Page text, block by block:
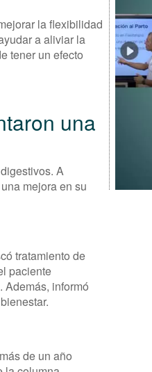
la flexibilidad
a aliviar la
tener un efecto
una
A
mejora en su
tratamiento de
paciente
informó
de un año